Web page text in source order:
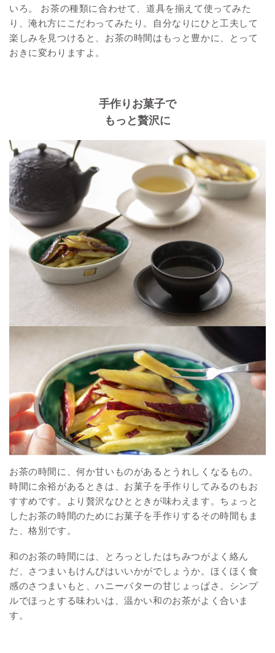
いろ。 お茶の種類に合わせて、道具を揃えて使ってみた
り、淹れ方にこだわってみたり。自分なりにひと工夫して
楽しみを見つけると、お茶の時間はもっと豊かに、とって
おきに変わりますよ。
手作りお菓子で
もっと贅沢に
お茶の時間に、何か甘いものがあるとうれしくなるもの。
時間に余裕があるときは、お菓子を手作りしてみるのもお
すすめです。より贅沢なひとときが味わえます。ちょっと
したお茶の時間のためにお菓子を手作りするその時間もま
た、格別です。
和のお茶の時間には、とろっとしたはちみつがよく絡ん
だ、さつまいもけんぴはいいかがでしょうか。ほくほく食
感のさつまいもと、ハニーバターの甘じょっぱさ。シンプ
ルでほっとする味わいは、温かい和のお茶がよく合いま
す。